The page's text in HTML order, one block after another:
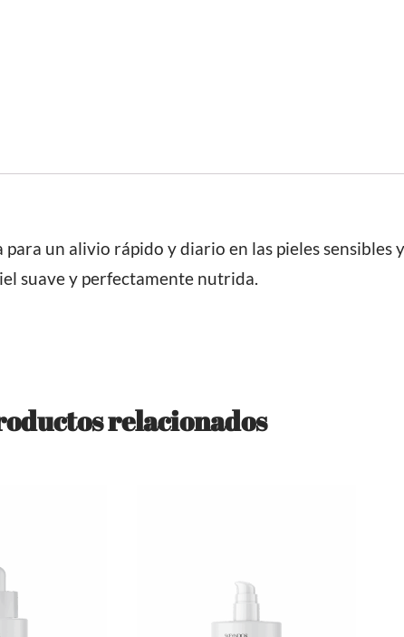
un alivio rápido y diario en las pieles sensibles
suave y perfectamente nutrida.
relacionados